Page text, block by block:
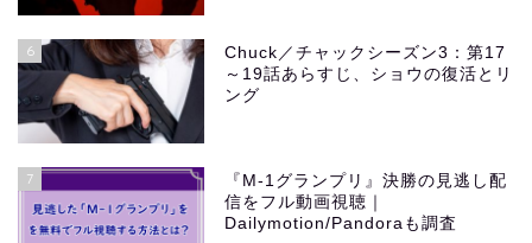
6
Chuck／チャックシーズン3：第17
～19話あらすじ、ショウの復活とリ
ング
7
『M-1グランプリ』決勝の見逃し配
信をフル動画視聴｜
Dailymotion/Pandoraも調査